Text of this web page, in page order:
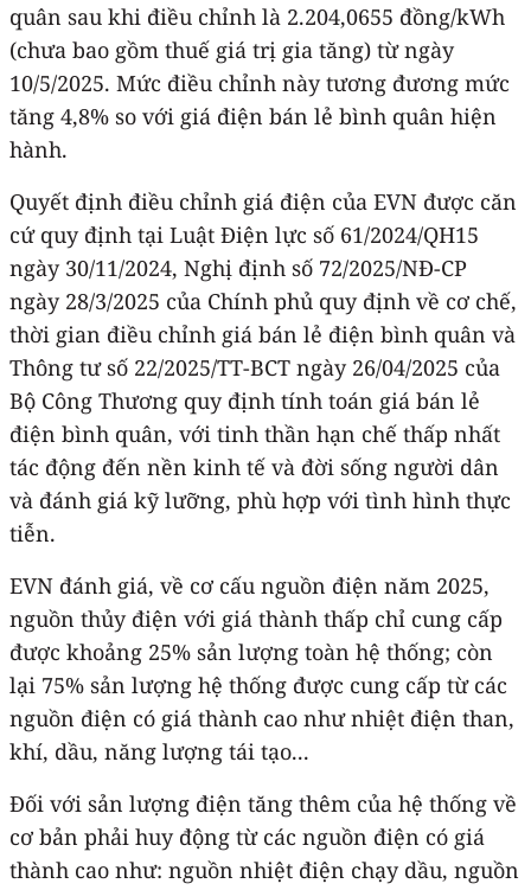
quân sau khi điều chỉnh là 2.204,0655 đồng/kWh
(chưa bao gồm thuế giá trị gia tăng) từ ngày
10/5/2025. Mức điều chỉnh này tương đương mức
tăng 4,8% so với giá điện bán lẻ bình quân hiện
hành.
Quyết định điều chỉnh giá điện của EVN được căn
cứ quy định tại Luật Điện lực số 61/2024/QH15
ngày 30/11/2024, Nghị định số 72/2025/NĐ-CP
ngày 28/3/2025 của Chính phủ quy định về cơ chế,
thời gian điều chỉnh giá bán lẻ điện bình quân và
Thông tư số 22/2025/TT-BCT ngày 26/04/2025 của
Bộ Công Thương quy định tính toán giá bán lẻ
điện bình quân, với tinh thần hạn chế thấp nhất
tác động đến nền kinh tế và đời sống người dân
và đánh giá kỹ lưỡng, phù hợp với tình hình thực
tiễn.
EVN đánh giá, về cơ cấu nguồn điện năm 2025,
nguồn thủy điện với giá thành thấp chỉ cung cấp
được khoảng 25% sản lượng toàn hệ thống; còn
lại 75% sản lượng hệ thống được cung cấp từ các
nguồn điện có giá thành cao như nhiệt điện than,
khí, dầu, năng lượng tái tạo...
Đối với sản lượng điện tăng thêm của hệ thống về
cơ bản phải huy động từ các nguồn điện có giá
thành cao như: nguồn nhiệt điện chạy dầu, nguồn